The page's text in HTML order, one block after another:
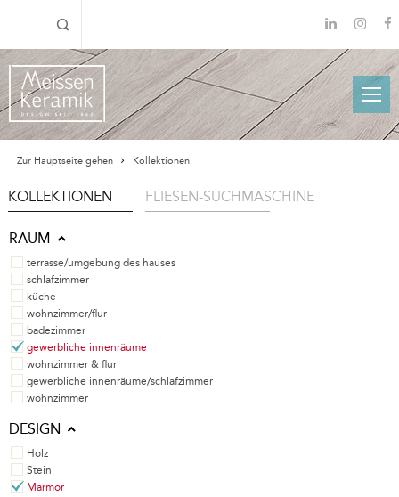
Zur Hauptseite gehen Kollektionen
KOLLEKTIONEN FLIESEN-SUCHMASCHINE
RAUM
terrasse/umgebung des hauses
schlafzimmer
küche
wohnzimmer/flur
badezimmer
gewerbliche innenräume
wohnzimmer & flur
gewerbliche innenräume/schlafzimmer
wohnzimmer
DESIGN
Holz
Stein
Marmor